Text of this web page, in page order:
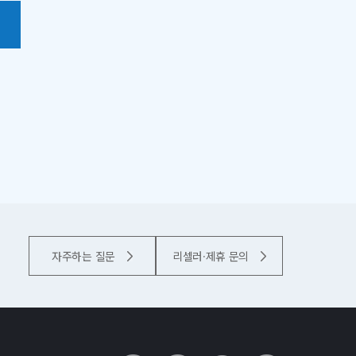
자주하는 질문 리셀러·제휴 문의